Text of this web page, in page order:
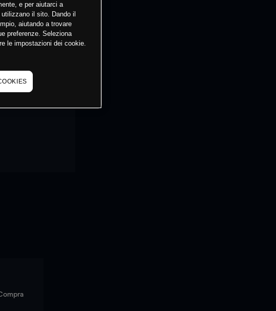
e per aiutarci a
il sito. Dando il
aiutando a trovare
preferenze. Seleziona
le impostazioni dei cookie.